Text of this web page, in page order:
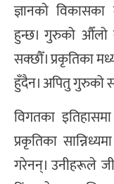
ज्ञानको
हुन्छ। गुरुको औँलो
सक्छौँ। प्रकृतिका
हुँदैन। अपितु गुरुको
विगतका
प्रकृतिका
गरेनन्। उनीहरूले